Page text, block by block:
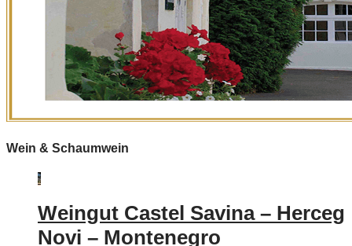
Wein & Schaumwein
Weingut Castel Savina – Herceg
Novi – Montenegro